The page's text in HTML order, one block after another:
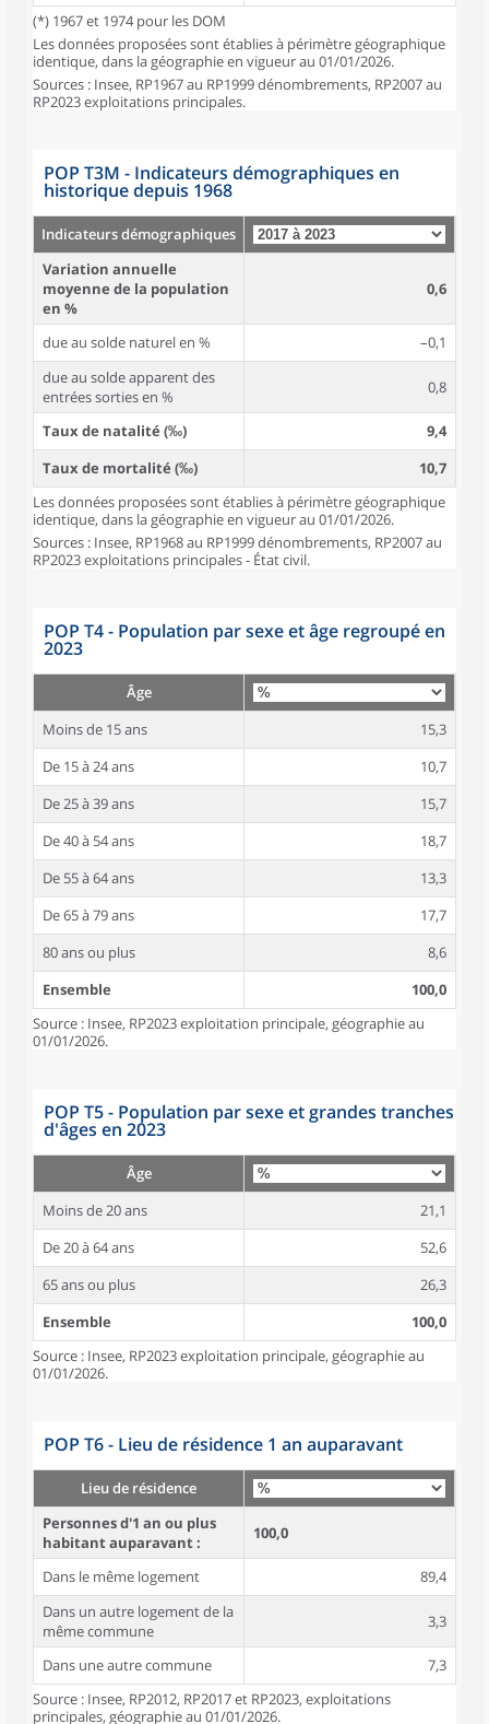
(*) 1967 et 1974 pour les DOM
Les données proposées sont établies à périmètre géographique
identique, dans la géographie en vigueur au 01/01/2026.
Sources : Insee, RP1967 au RP1999 dénombrements, RP2007 au
RP2023 exploitations principales.
POP T3M - Indicateurs démographiques en
historique depuis 1968
Indicateurs démographiques
Variation annuelle
moyenne de la population
en %
0,6
due au solde naturel en %
–0,1
due au solde apparent des
entrées sorties en %
0,8
Taux de natalité (‰)
9,4
Taux de mortalité (‰)
10,7
Les données proposées sont établies à périmètre géographique
identique, dans la géographie en vigueur au 01/01/2026.
Sources : Insee, RP1968 au RP1999 dénombrements, RP2007 au
RP2023 exploitations principales - État civil.
POP T4 - Population par sexe et âge regroupé en
2023
Âge
Moins de 15 ans
15,3
De 15 à 24 ans
10,7
De 25 à 39 ans
15,7
De 40 à 54 ans
18,7
De 55 à 64 ans
13,3
De 65 à 79 ans
17,7
80 ans ou plus
8,6
Ensemble
100,0
Source : Insee, RP2023 exploitation principale, géographie au
01/01/2026.
POP T5 - Population par sexe et grandes tranches
d'âges en 2023
Âge
Moins de 20 ans
21,1
De 20 à 64 ans
52,6
65 ans ou plus
26,3
Ensemble
100,0
Source : Insee, RP2023 exploitation principale, géographie au
01/01/2026.
POP T6 - Lieu de résidence 1 an auparavant
Lieu de résidence
Personnes d'1 an ou plus
habitant auparavant :
100,0
Dans le même logement
89,4
Dans un autre logement de la
même commune
3,3
Dans une autre commune
7,3
Source : Insee, RP2012, RP2017 et RP2023, exploitations
principales, géographie au 01/01/2026.